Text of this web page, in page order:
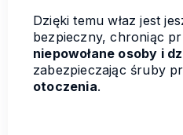
Dzięki temu właz jest
bezpieczny, chroniąc
niepowołane osoby i
zabezpieczając śruby
otoczenia.